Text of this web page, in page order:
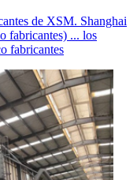
de XSM. Shanghai
fabricantes) ... los
fabricantes